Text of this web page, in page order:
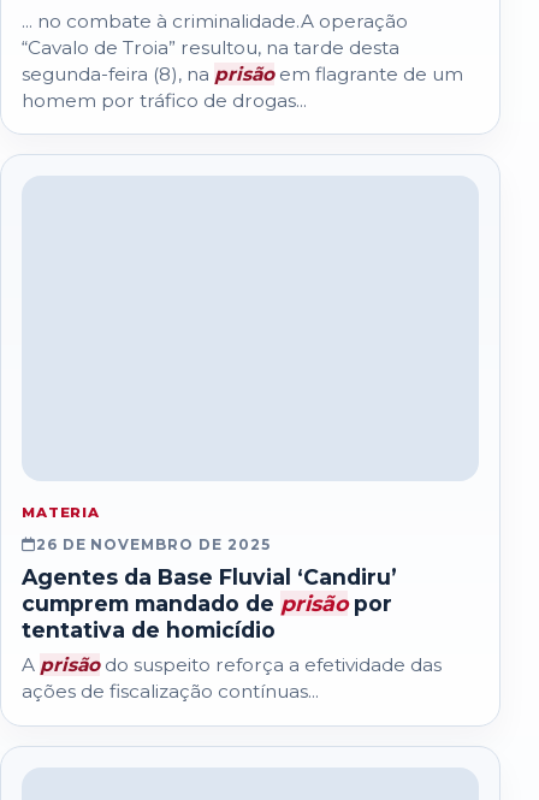
... no combate à criminalidade.A operação
“Cavalo de Troia” resultou, na tarde desta
segunda-feira (8), na prisãoem flagrante de um
homem por tráfico de drogas...
MATERIA
26 DE NOVEMBRO DE 2025
Agentes da Base Fluvial ‘Candiru’
cumprem mandado de prisãopor
tentativa de homicídio
A prisãodo suspeito reforça a efetividade das
ações de fiscalização contínuas...